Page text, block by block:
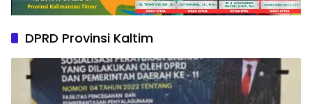
DPRD Provinsi Kaltim